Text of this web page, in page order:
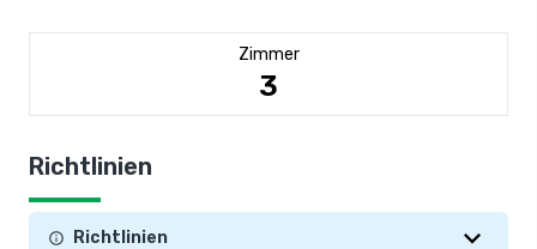
Zimmer
3
Richtlinien
Richtlinien